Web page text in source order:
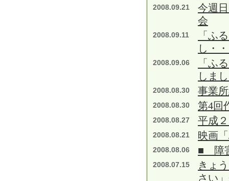
2008.09.21
今週
会
2008.09.11
「ふ
し・
2008.09.06
「ふ
しま
2008.08.30 事業
2008.08.30 第4回
2008.08.27 平成
2008.08.21 映画
2008.08.06 ■ 障
2008.07.15
きょ
さい